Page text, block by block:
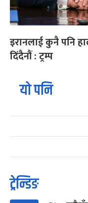
इरानलाई कुनै पनि
दिंदैनौं : ट्रम्प
यो पनि
ट्रेन्डिङ